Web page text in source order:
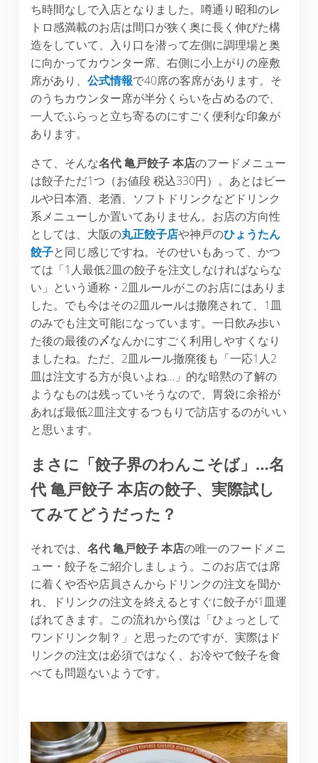
ち時間なしで入店となりました。噂通り昭和のレ
トロ感満載のお店は間口が狭く奥に長く伸びた構
造をしていて、入り口を潜って左側に調理場と奥
に向かってカウンター席、右側に小上がりの座敷
席があり、 公式情報で40席の客席があります。そ
のうちカウンター席が半分くらいを占めるので、
一人でふらっと立ち寄るのにすごく便利な印象が
あります。
さて、そんな名代亀戸餃子本店のフードメニュー
は餃子ただ1つ（お値段 税込330円）。あとはビー
ルや日本酒、老酒、ソフトドリンクなどドリンク
系メニューしか置いてありません。お店の方向性
としては、大阪の丸正餃子店や神戸のひょうたん
餃子と同じ感じですね。そのせいもあって、かつ
ては「1人最低2皿の餃子を注文しなければならな
い」という通称・2皿ルールがこのお店にはありま
した。でも今はその2皿ルールは撤廃されて、1皿
のみでも注文可能になっています。一日飲み歩い
た後の最後の〆なんかにすごく利用しやすくなり
ましたね。ただ、2皿ルール撤廃後も「一応1人2
皿は注文する方が良いよね…」的な暗黙の了解の
ようなものは残っていそうなので、胃袋に余裕が
あれば最低2皿注文するつもりで訪店するのがいい
と思います。
まさに「餃子界のわんこそば」…名
代 亀戸餃子 本店の餃子、実際試し
てみてどうだった？
それでは、 名代亀戸餃子本店の唯一のフードメニ
ュー・餃子をご紹介しましょう。このお店では席
に着くや否や店員さんからドリンクの注文を聞か
れ、ドリンクの注文を終えるとすぐに餃子が1皿運
ばれてきます。この流れから僕は「ひょっとして
ワンドリンク制？」と思ったのですが、実際はド
リンクの注文は必須ではなく、お冷やで餃子を食
べても問題ないようです。